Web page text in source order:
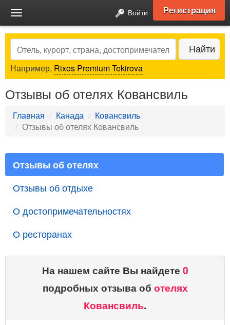
Toggle
navigation
Войти Регистрация
Search Найти
Например, Rixos Premium Tekirova
Отзывы об отелях Ковансвиль
Главная Канада
Ковансвиль
Отзывы об отелях Ковансвиль
Отзывы об отелях
Отзывы об отдыхе
О достопримечательностях
О ресторанах
На нашем сайте Вы найдете 0
подробных отзыва об отелях
Ковансвиль.